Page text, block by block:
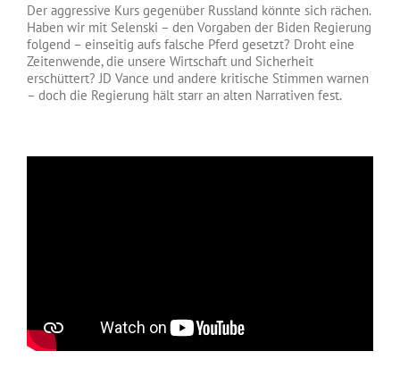
Der aggressive Kurs gegenüber Russland könnte sich rächen.
Haben wir mit Selenski – den Vorgaben der Biden Regierung
folgend – einseitig aufs falsche Pferd gesetzt? Droht eine
Zeitenwende, die unsere Wirtschaft und Sicherheit
erschüttert? JD Vance und andere kritische Stimmen warnen
– doch die Regierung hält starr an alten Narrativen fest.